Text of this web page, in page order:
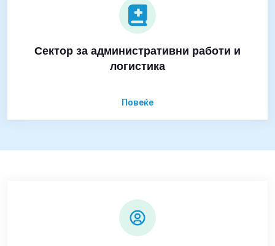
Сектор за административни работи и
логистика
Повеќе